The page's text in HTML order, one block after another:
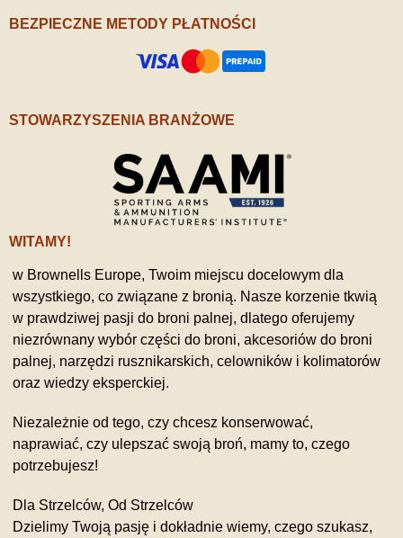
BEZPIECZNE METODY PŁATNOŚCI
STOWARZYSZENIA BRANŻOWE
WITAMY!
w Brownells Europe, Twoim miejscu docelowym dla
wszystkiego, co związane z bronią. Nasze korzenie tkwią
w prawdziwej pasji do broni palnej, dlatego oferujemy
niezrównany wybór części do broni, akcesoriów do broni
palnej, narzędzi rusznikarskich, celowników i kolimatorów
oraz wiedzy eksperckiej.
Niezależnie od tego, czy chcesz konserwować,
naprawiać, czy ulepszać swoją broń, mamy to, czego
potrzebujesz!
Dla Strzelców, Od Strzelców
Dzielimy Twoją pasję i dokładnie wiemy, czego szukasz,